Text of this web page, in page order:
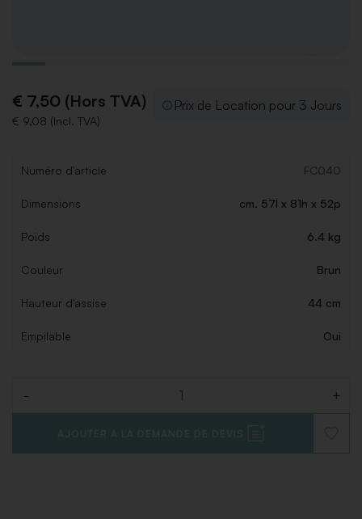
€ 7,50 (Hors TVA)
€ 9,08 (Incl. TVA)
Prix de Location pour 3 Jours
Numéro d'article FC040
Dimensions cm. 57l x 81h x 52p
Poids 6.4 kg
Couleur Brun
Hauteur d'assise 44 cm
Empilable Oui
- +
AJOUTER À LA DEMANDE DE DEVIS
À